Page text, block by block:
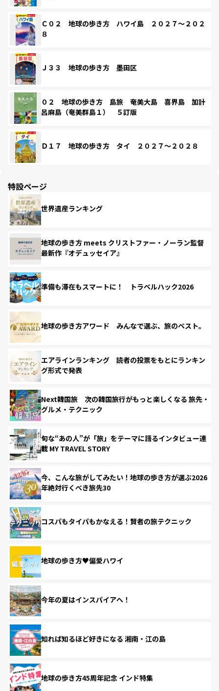
Ｃ０２ 地球の歩き方 ハワイ島 ２０２７～２０２
８
Ｊ３３ 地球の歩き方 墨田区
０２ 地球の歩き方 島旅 奄美大島 喜界島 加計
呂麻島（奄美群島１） ５訂版
Ｄ１７ 地球の歩き方 タイ ２０２７～２０２８
特設ページ
世界遺産ランキング
地球の歩き方 meets クリストファー・ノーラン監督
最新作『オデュッセイア』
準備も滞在もスマートに！ トラベルハック2026
地球の歩き方アワード みんなで選ぶ、旅のベスト。
エアラインランキング 読者の投票をもとにランキン
グ形式で発表
Next韓国旅 次の韓国旅行がもっと楽しくなる 旅先・
グルメ・テクニック
旬な“あの人”が「旅」をテーマに語るインタビュー連
載 MY TRAVEL STORY
今、こんな旅がしてみたい！地球の歩き方が選ぶ2026
年絶対行くべき旅先30
コスパもタイパもかなえる！賢者の旅テクニック
地球の歩き方♥偏愛ハワイ
今年の夏はインスパイアへ！
知れば知るほど好きになる 湘南・江の島
地球の歩き方45周年記念 インド特集